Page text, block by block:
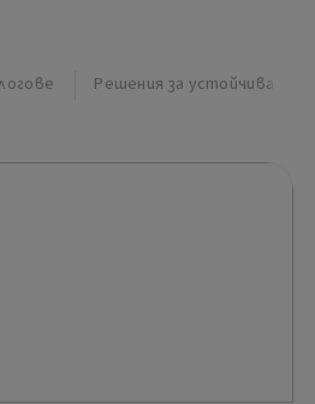
Решения за устойчива